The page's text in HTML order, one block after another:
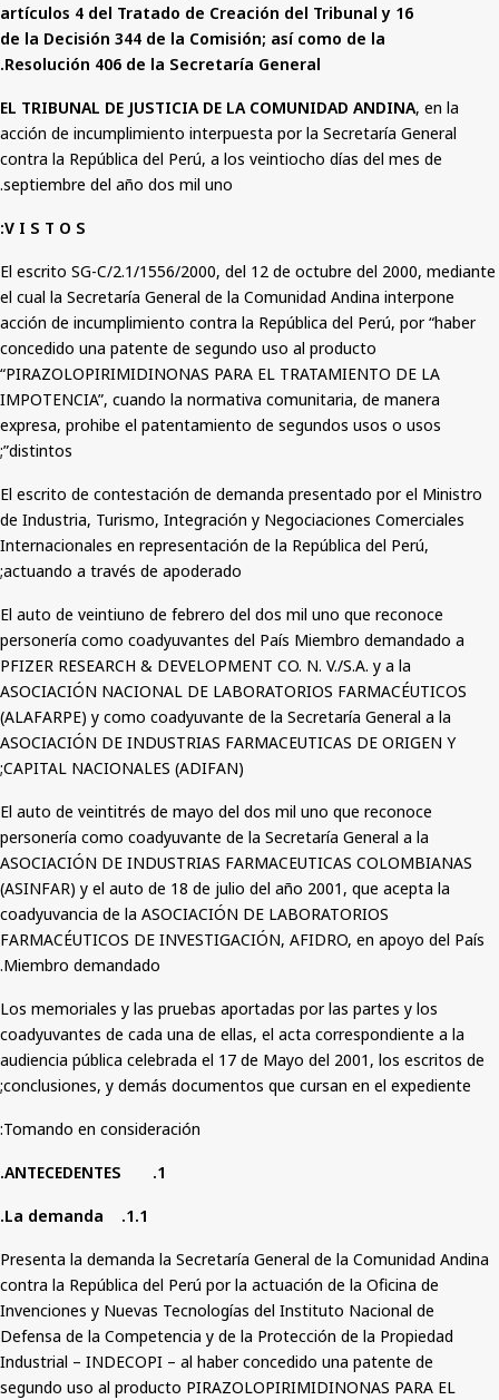
artículos 4 del Tratado de Creación del Tribunal y 16
de la Decisión 344 de la Comisión; así como de la
Resolución 406 de la Secretaría General.
EL TRIBUNAL DE JUSTICIA DE LA COMUNIDAD ANDINA, en la
acción de incumplimiento interpuesta por la Secretaría General
contra la República del Perú, a los veintiocho días del mes de
septiembre del año dos mil uno.
V I S T O S:
El escrito SG-C/2.1/1556/2000, del 12 de octubre del 2000, mediante
el cual la Secretaría General de la Comunidad Andina interpone
acción de incumplimiento contra la República del Perú, por “haber
concedido una patente de segundo uso al producto
“PIRAZOLOPIRIMIDINONAS PARA EL TRATAMIENTO DE LA
IMPOTENCIA”, cuando la normativa comunitaria, de manera
expresa, prohibe el patentamiento de segundos usos o usos
distintos”;
El escrito de contestación de demanda presentado por el Ministro
de Industria, Turismo, Integración y Negociaciones Comerciales
Internacionales en representación de la República del Perú,
actuando a través de apoderado;
El auto de veintiuno de febrero del dos mil uno que reconoce
personería como coadyuvantes del País Miembro demandado a
PFIZER RESEARCH & DEVELOPMENT CO. N. V./S.A. y a la
ASOCIACIÓN NACIONAL DE LABORATORIOS FARMACÉUTICOS
(ALAFARPE) y como coadyuvante de la Secretaría General a la
ASOCIACIÓN DE INDUSTRIAS FARMACEUTICAS DE ORIGEN Y
CAPITAL NACIONALES (ADIFAN);
El auto de veintitrés de mayo del dos mil uno que reconoce
personería como coadyuvante de la Secretaría General a la
ASOCIACIÓN DE INDUSTRIAS FARMACEUTICAS COLOMBIANAS
(ASINFAR) y el auto de 18 de julio del año 2001, que acepta la
coadyuvancia de la ASOCIACIÓN DE LABORATORIOS
FARMACÉUTICOS DE INVESTIGACIÓN, AFIDRO, en apoyo del País
Miembro demandado.
Los memoriales y las pruebas aportadas por las partes y los
coadyuvantes de cada una de ellas, el acta correspondiente a la
audiencia pública celebrada el 17 de Mayo del 2001, los escritos de
conclusiones, y demás documentos que cursan en el expediente;
Tomando en consideración:
1. ANTECEDENTES.
1.1. La demanda.
Presenta la demanda la Secretaría General de la Comunidad Andina
contra la República del Perú por la actuación de la Oficina de
Invenciones y Nuevas Tecnologías del Instituto Nacional de
Defensa de la Competencia y de la Protección de la Propiedad
Industrial – INDECOPI – al haber concedido una patente de
segundo uso al producto PIRAZOLOPIRIMIDINONAS PARA EL